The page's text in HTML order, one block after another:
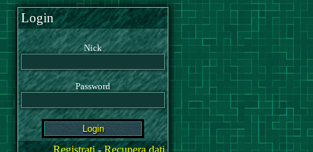
Login
Nick
Password
Registrati-Recupera dati